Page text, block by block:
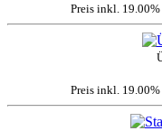
Preis inkl. 19.00%
Preis inkl. 19.00%